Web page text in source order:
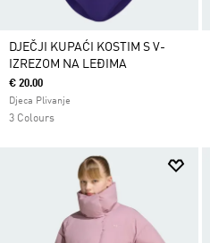
DJEČJI KUPAĆI KOSTIM S V-
IZREZOM NA LEĐIMA
€ 20.00
Djeca Plivanje
3 Colours